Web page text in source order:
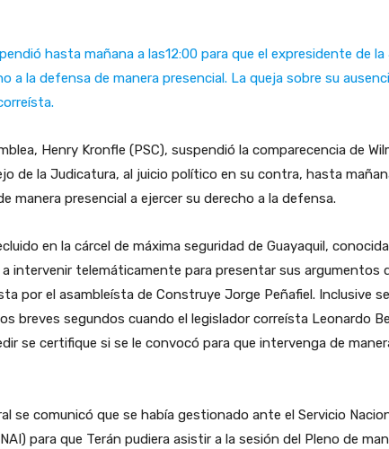
hasta mañana a las12:00 para que el expresidente de
a la defensa de manera presencial. La queja sobre su
Henry Kronfle (PSC), suspendió la comparecencia de
de la Judicatura, al juicio político en su contra, hasta
manera presencial a ejercer su derecho a la defensa.
en la cárcel de máxima seguridad de Guayaquil,
a intervenir telemáticamente para presentar sus argumentos
por el asambleísta de Construye Jorge Peñafiel. Inclusive
breves segundos cuando el legislador correísta Leonardo
se certifique si se le convocó para que intervenga de
se comunicó que se había gestionado ante el Servicio
para que Terán pudiera asistir a la sesión del Pleno de